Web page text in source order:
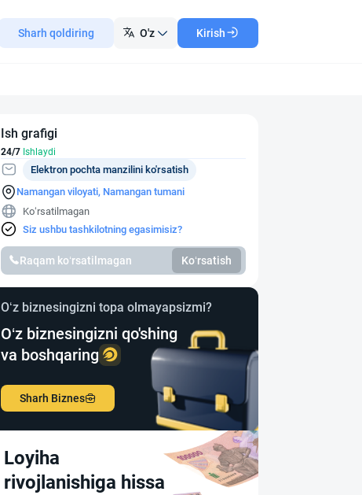
Sharh qoldiring O'z Kirish
Ish grafigi
24/7 Ishlaydi
Namangan viloyati, Namangan tumani
Elektron pochta manzilini ko'rsatish
Ko‘rsatilmagan
Siz ushbu tashkilotning egasimisiz?
Raqam ko‘rsatilmagan Ko‘rsatish
O‘z biznesingizni topa olmayapsizmi?
O‘z biznesingizni qo'shing
va boshqaring
Sharh Biznes
Loyiha
rivojlanishiga hissa